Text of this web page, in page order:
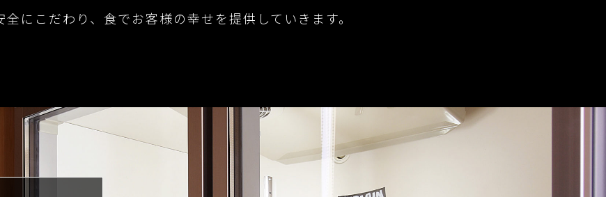
全にこだわり、食でお客様の幸せを提供していきます。